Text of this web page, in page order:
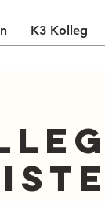
K3 Kolleg